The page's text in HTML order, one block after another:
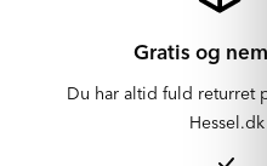
Gratis og
Du har altid fuld returret
Hessel.dk